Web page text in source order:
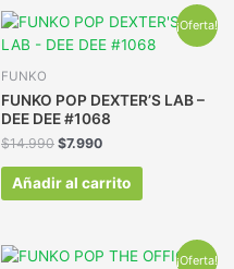
¡Oferta!
FUNKO
FUNKO POP DEXTER’S LAB –
DEE DEE #1068
$14.990 $7.990
Añadir al carrito
¡Oferta!